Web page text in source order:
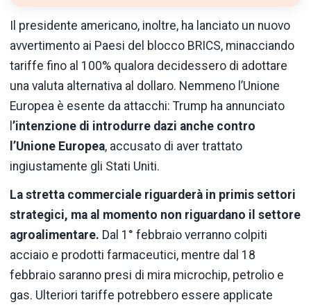
Il presidente americano, inoltre, ha lanciato un nuovo
avvertimento ai Paesi del blocco BRICS, minacciando
tariffe fino al 100% qualora decidessero di adottare
una valuta alternativa al dollaro. Nemmeno l’Unione
Europea è esente da attacchi: Trump ha annunciato
’intenzione di introdurre dazi anche contro
l’Unione Europea, accusato di aver trattato
ingiustamente gli Stati Uniti.
La stretta commerciale riguarderà in primis settori
strategici, ma al momento non riguardano il settore
agroalimentare. Dal 1° febbraio verranno colpiti
acciaio e prodotti farmaceutici, mentre dal 18
febbraio saranno presi di mira microchip, petrolio e
gas. Ulteriori tariffe potrebbero essere applicate